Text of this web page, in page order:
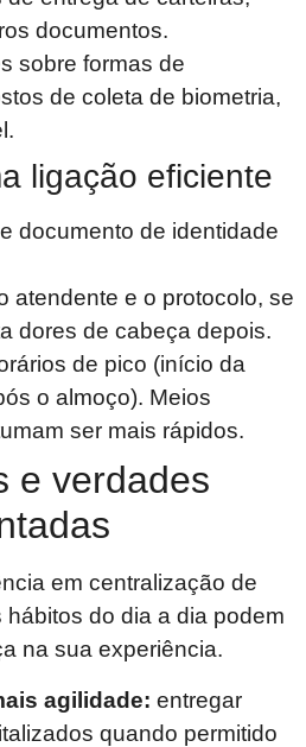
documentos.
sobre formas de
de coleta de biometria,
ligação eficiente
documento de identidade
atendente e o protocolo, se
dores de cabeça depois.
de pico (início da
o almoço). Meios
ser mais rápidos.
e verdades
em centralização de
do dia a dia podem
na sua experiência.
agilidade: entregar
quando permitido